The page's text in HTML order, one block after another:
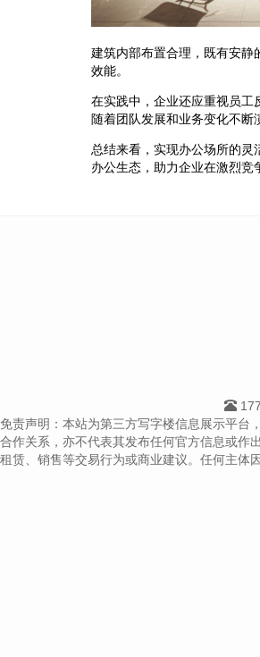
建筑内部布置合理，既有安静
效能。
在实践中，企业还应重视员工
随着团队发展和业务变化不断
总结来看，实现办公场所的
办公生态，助力企业在激烈竞
免责声明：本站为第三方写字楼信息展示平台
合作关系，亦不代表其发布任何官方信息或作
租赁、销售等交易行为或商业建议。任何主体